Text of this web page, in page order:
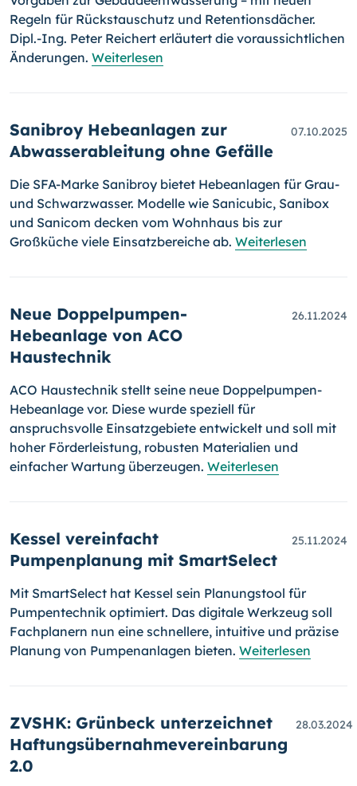
Regeln für Rückstauschutz und Retentionsdächer.
Dipl.-Ing. Peter Reichert erläutert die voraussichtlichen
Änderungen. Weiterlesen
Sanibroy Hebeanlagen zur
Abwasserableitung ohne Gefälle
07.10.2025
Die SFA-Marke Sanibroy bietet Hebeanlagen für Grau-
und Schwarzwasser. Modelle wie Sanicubic, Sanibox
und Sanicom decken vom Wohnhaus bis zur
Großküche viele Einsatzbereiche ab. Weiterlesen
Neue Doppelpumpen-
Hebeanlage von ACO
Haustechnik
26.11.2024
ACO Haustechnik stellt seine neue Doppelpumpen-
Hebeanlage vor. Diese wurde speziell für
anspruchsvolle Einsatzgebiete entwickelt und soll mit
hoher Förderleistung, robusten Materialien und
einfacher Wartung überzeugen. Weiterlesen
Kessel vereinfacht
Pumpenplanung mit SmartSelect
25.11.2024
Mit SmartSelect hat Kessel sein Planungstool für
Pumpentechnik optimiert. Das digitale Werkzeug soll
Fachplanern nun eine schnellere, intuitive und präzise
Planung von Pumpenanlagen bieten. Weiterlesen
ZVSHK: Grünbeck unterzeichnet
Haftungsübernahmevereinbarung
2.0
28.03.2024